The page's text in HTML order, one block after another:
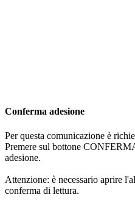
Conferma adesione
Per questa comunicazione è
Premere sul bottone
adesione.
Attenzione: è necessario aprire
conferma di lettura.